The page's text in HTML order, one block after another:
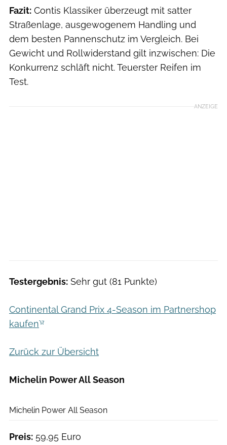
Fazit: Contis Klassiker überzeugt mit satter
Straßenlage, ausgewogenem Handling und
dem besten Pannenschutz im Vergleich. Bei
Gewicht und Rollwiderstand gilt inzwischen: Die
Konkurrenz schläft nicht. Teuerster Reifen im
Test.
ANZEIGE
Testergebnis: Sehr gut (81 Punkte)
Continental Grand Prix 4-Season im Partnershop
kaufen
Zurück zur Übersicht
Michelin Power All Season
Michelin Power All Season
Preis: 59,95 Euro